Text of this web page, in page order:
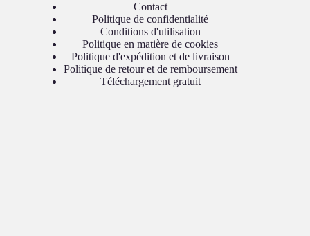
Contact
Politique de confidentialité
Conditions d'utilisation
Politique en matière de cookies
Politique d'expédition et de livraison
Politique de retour et de remboursement
Téléchargement gratuit